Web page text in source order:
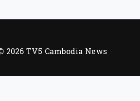
2026 TV5 Cambodia News